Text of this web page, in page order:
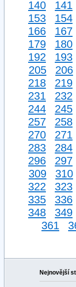
140 141
153
154
166
167
179
180
192
193
205
206
218
219
231
232
244
245
257
258
270
271
283
284
296
297
309
310
322
323
335
336
348
349
361
Nejnovější